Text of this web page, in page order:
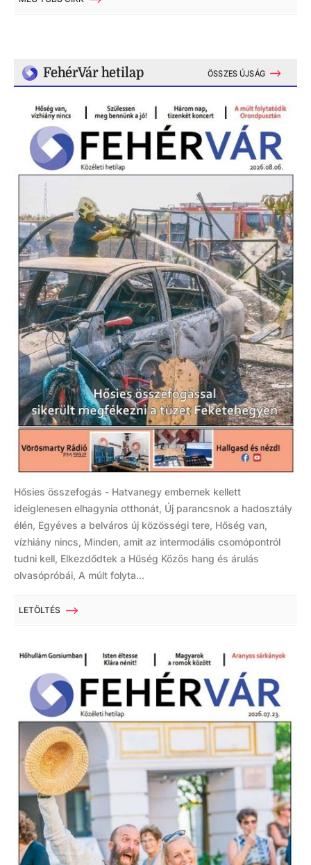
FehérVár hetilap ÖSSZES ÚJSÁG
Hősies összefogás - Hatvanegy embernek kellett
ideiglenesen elhagynia otthonát, Új parancsnok a hadosztály
élén, Egyéves a belváros új közösségi tere, Hőség van,
vízhiány nincs, Minden, amit az intermodális csomópontról
tudni kell, Elkezdődtek a Hűség Közös hang és árulás
olvasópróbái, A múlt folyta...
LETÖLTÉS